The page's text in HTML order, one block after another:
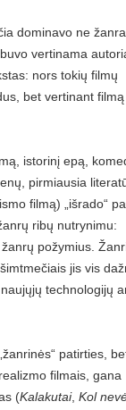
dominavo ne
vertinama
nors tokių filmų
bet vertinant
istorinį epą,
pirmiausia
filmą) „išrado“
ribų nutrynimu:
požymius.
jis vis
technologijų
patirties,
filmais, gana
(Kalakutai, Kol